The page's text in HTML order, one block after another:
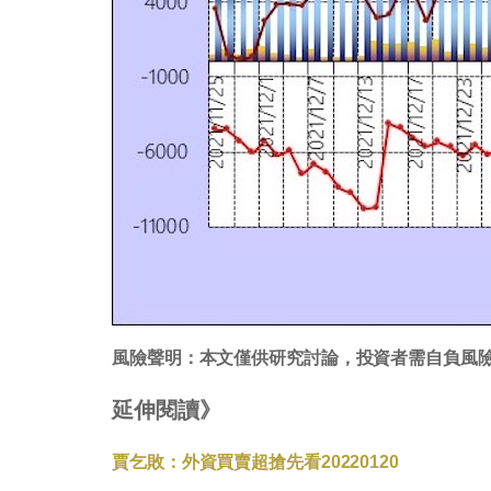
風險聲明：本文僅供研究討論，投資者需自負風
延伸閱讀》
賈乞敗：外資買賣超搶先看20220120